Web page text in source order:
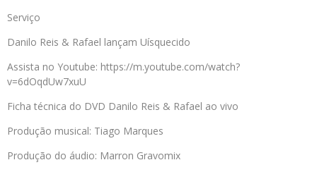
Serviço
Danilo Reis & Rafael lançam Uísquecido
Assista no Youtube: https://m.youtube.com/watch?
v=6dOqdUw7xuU
Ficha técnica do DVD Danilo Reis & Rafael ao vivo
Produção musical: Tiago Marques
Produção do áudio: Marron Gravomix